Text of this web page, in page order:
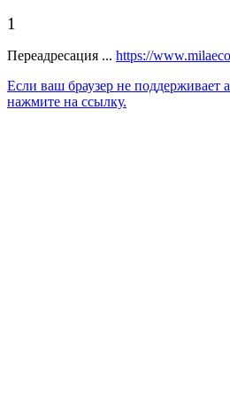
1
Переадресация ... https://
Если ваш браузер не поддерживает
нажмите на ссылку.